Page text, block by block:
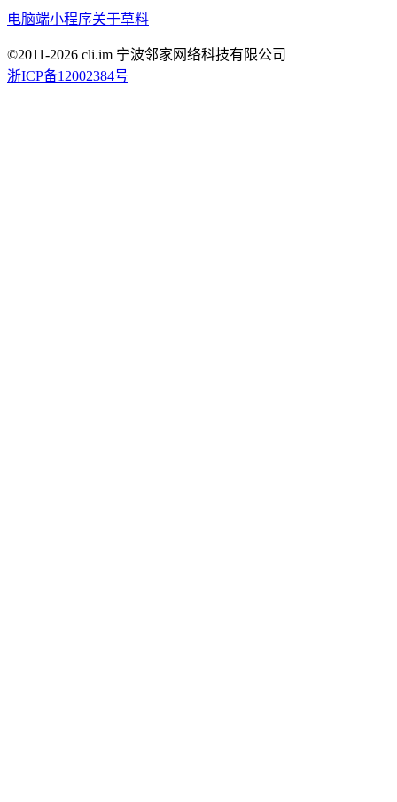
电脑端小程序关于草料
©2011-2026 cli.im 宁波邻家网络科技有限公司
浙ICP备12002384号